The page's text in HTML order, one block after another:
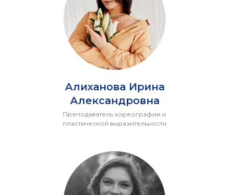
Алиханова Ирина
Александровна
Преподаватель хореографии и
пластической выразительности